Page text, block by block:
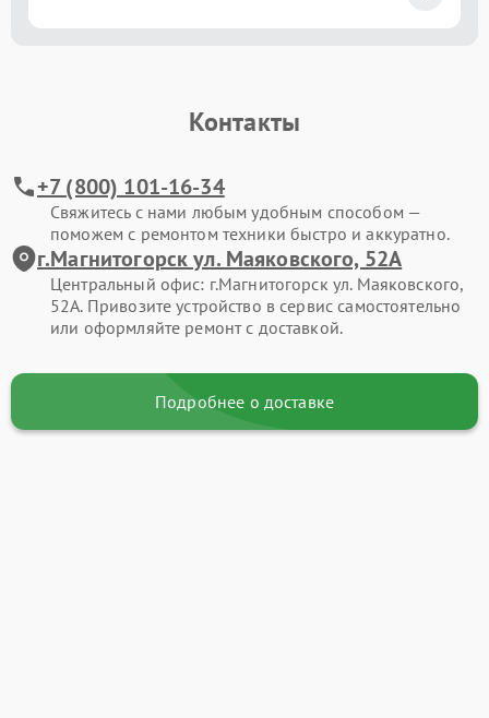
Контакты
+7 (800) 101-16-34
Свяжитесь с нами любым удобным способом —
поможем с ремонтом техники быстро и аккуратно.
г.Магнитогорск ул. Маяковского, 52А
Центральный офис: г.Магнитогорск ул. Маяковского,
52А. Привозите устройство в сервис самостоятельно
или оформляйте ремонт с доставкой.
Подробнее о доставке